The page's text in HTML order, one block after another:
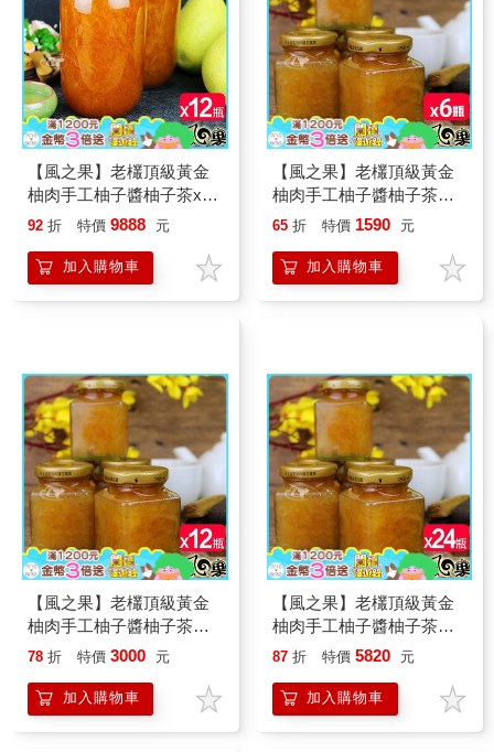
【風之果】老欉頂級黃金
柚肉手工柚子醬柚子茶x12
瓶
92 折 特價 9888 元
加入購物車
【風之果】老欉頂級黃金
柚肉手工柚子醬柚子茶小
方瓶x6瓶
65 折 特價 1590 元
加入購物車
【風之果】老欉頂級黃金
柚肉手工柚子醬柚子茶小
方瓶x12瓶
78 折 特價 3000 元
加入購物車
【風之果】老欉頂級黃金
柚肉手工柚子醬柚子茶小
方瓶x24瓶
87 折 特價 5820 元
加入購物車